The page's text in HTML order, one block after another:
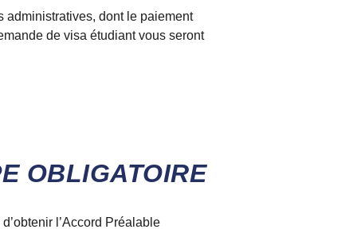
administratives, dont le paiement
de visa étudiant vous seront
OBLIGATOIRE
l’Accord Préalable